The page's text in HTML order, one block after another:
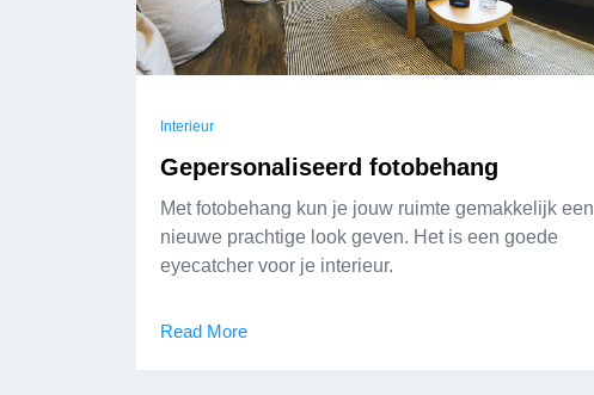
Interieur
Gepersonaliseerd fotobehang
Met fotobehang kun je jouw ruimte gemakkelijk een
nieuwe prachtige look geven. Het is een goede
eyecatcher voor je interieur.
Read More